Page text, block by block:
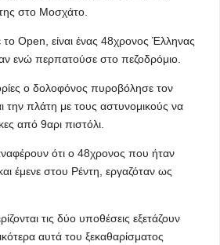
στο Μοσχάτο.
Open, είναι ένας 48χρονος Έλληνας
ενώ περπατούσε στο πεζοδρόμιο.
ο δολοφόνος πυροβόλησε τον
την πλάτη με τους αστυνομικούς να
από 9αρι πιστόλι.
ότι ο 48χρονος που ήταν
έμενε στου Ρέντη, εργαζόταν ως
τις δύο υποθέσεις εξετάζουν
αυτά του ξεκαθαρίσματος